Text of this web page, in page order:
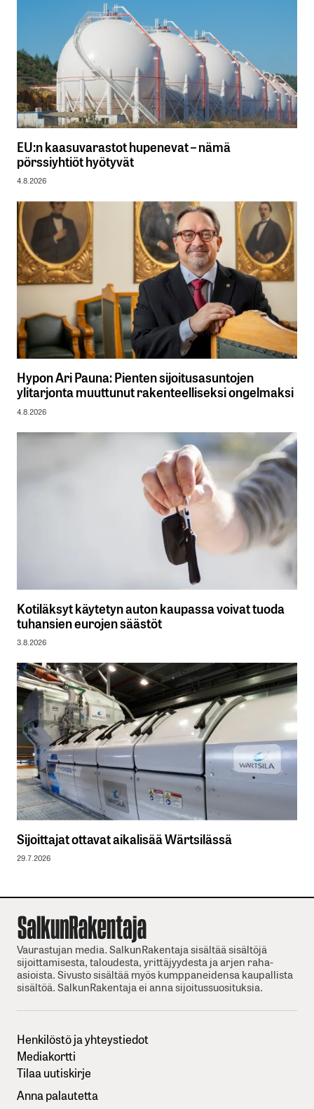
EU:n kaasuvarastot hupenevat – nämä
pörssiyhtiöt hyötyvät
4.8.2026
Hypon Ari Pauna: Pienten sijoitusasuntojen
ylitarjonta muuttunut rakenteelliseksi ongelmaksi
4.8.2026
Kotiläksyt käytetyn auton kaupassa voivat tuoda
tuhansien eurojen säästöt
3.8.2026
Sijoittajat ottavat aikalisää Wärtsilässä
29.7.2026
Vaurastujan media. SalkunRakentaja sisältää sisältöjä
sijoittamisesta, taloudesta, yrittäjyydesta ja arjen raha-
asioista. Sivusto sisältää myös kumppaneidensa kaupallista
sisältöä. SalkunRakentaja ei anna sijoitussuosituksia.
Henkilöstö ja yhteystiedot
Mediakortti
Tilaa uutiskirje
Anna palautetta